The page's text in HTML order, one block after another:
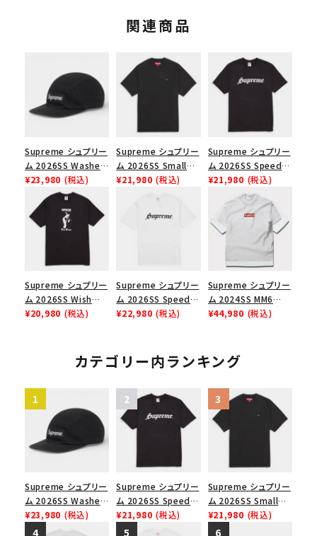
関連商品
Supreme シュプリー
ム 2026SS Washed
Chino Twill Camp
Cap ウォッシュド チ
ノツイル キャンプキャ
ップ ブラック
¥23,980 (税込)
Supreme シュプリー
ム 2026SS Small
Box Tee スモールボ
¥21,980 (税込)
Supreme シュプリー
ム 2026SS Speed
Tee スピードTシャツ
¥21,980 (税込)
Supreme シュプリー
ム 2026SS Wish
Tee ウィッシュTシ
¥20,980 (税込)
Supreme シュプリー
ム 2026SS Speed
Tee スピードTシャツ
¥22,980 (税込)
Supreme シュプリー
ム 2024SS MM6
Maison Margiela
クスロゴTシャツ ホ
ワイト 白
¥44,980 (税込)
カテゴリー内ランキング
Supreme シュプリー
ム 2026SS Washed
Chino Twill Camp
Cap ウォッシュド チ
¥23,980 (税込)
Supreme シュプリー
ム 2026SS Speed
Tee スピードTシャツ
ブラック
¥21,980 (税込)
Supreme シュプリー
ム 2026SS Small
Box Tee スモールボ
ックスTシャツ ブラッ
¥21,980 (税込)